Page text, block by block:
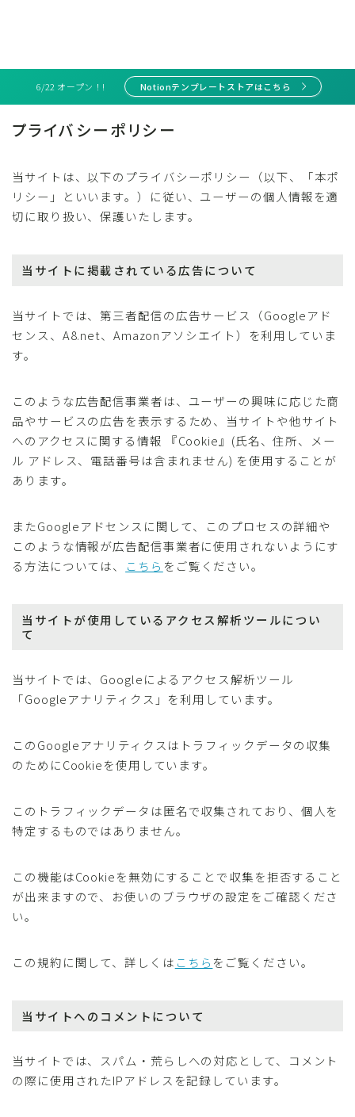
6/22 オープン！! Notionテンプレートストアはこちら
プライバシーポリシー
当サイトは、以下のプライバシーポリシー（以下、「本ポ
リシー」といいます。）に従い、ユーザーの個人情報を適
切に取り扱い、保護いたします。
当サイトに掲載されている広告について
当サイトでは、第三者配信の広告サービス（Googleアド
センス、A8.net、Amazonアソシエイト）を利用していま
す。
このような広告配信事業者は、ユーザーの興味に応じた商
品やサービスの広告を表示するため、当サイトや他サイト
へのアクセスに関する情報 『Cookie』(氏名、住所、メー
ル アドレス、電話番号は含まれません) を使用することが
あります。
またGoogleアドセンスに関して、このプロセスの詳細や
このような情報が広告配信事業者に使用されないようにす
る方法については、
こちら をご覧ください。
当サイトが使用しているアクセス解析ツールについ
て
当サイトでは、Googleによるアクセス解析ツール
「Googleアナリティクス」を利用しています。
このGoogleアナリティクスはトラフィックデータの収集
のためにCookieを使用しています。
このトラフィックデータは匿名で収集されており、個人を
特定するものではありません。
この機能はCookieを無効にすることで収集を拒否すること
が出来ますので、お使いのブラウザの設定をご確認くださ
い。
この規約に関して、詳しくは こちら をご覧ください。
当サイトへのコメントについて
当サイトでは、スパム・荒らしへの対応として、コメント
の際に使用されたIPアドレスを記録しています。